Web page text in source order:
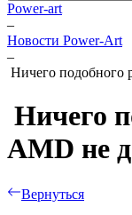
Power-art
–
Новости Power-Art
–
Ничего подобного
Ничего
AMD не
Вернуться